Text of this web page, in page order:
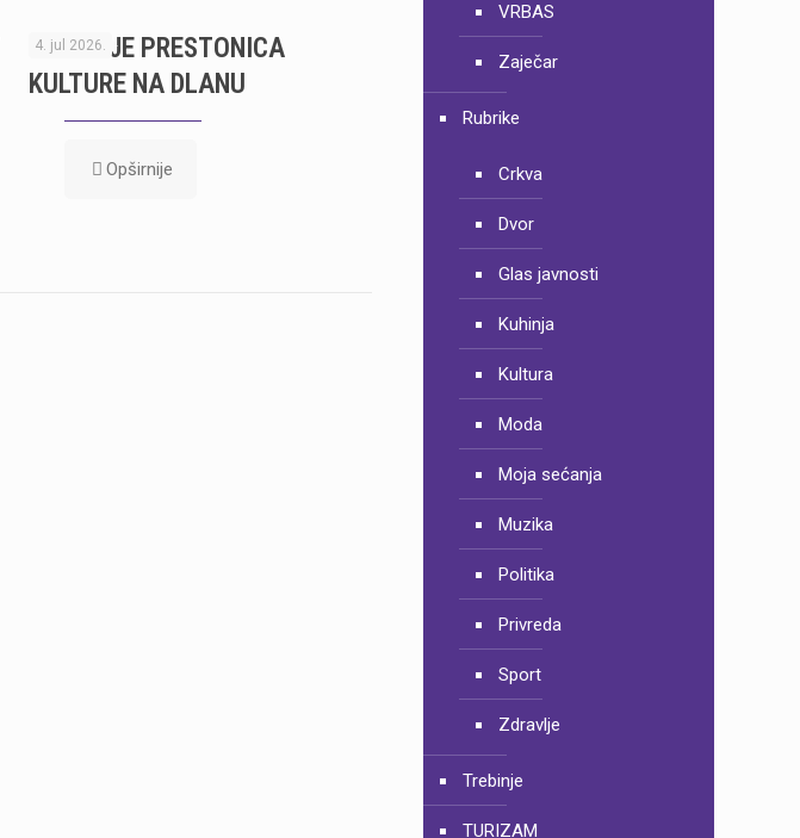
4. jul 2026.
TREBINJE PRESTONICA
KULTURE NA DLANU
Opširnije
VRBAS
Zaječar
Rubrike
Crkva
Dvor
Glas javnosti
Kuhinja
Kultura
Moda
Moja sećanja
Muzika
Politika
Privreda
Sport
Zdravlje
Trebinje
TURIZAM